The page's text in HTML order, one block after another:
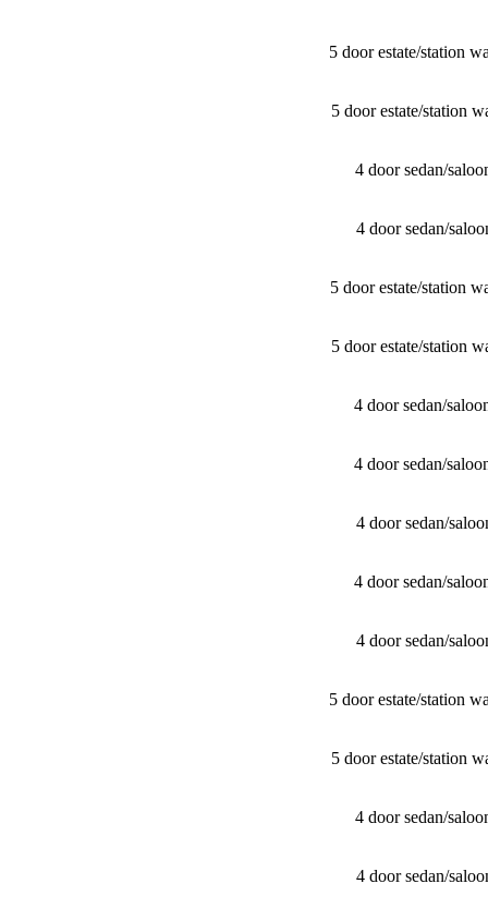
5 door estate/​station
5 door estate/​station
4 door sedan/​
4 door sedan/​
5 door estate/​station
5 door estate/​station
4 door sedan/​
4 door sedan/​
4 door sedan/​
4 door sedan/​
4 door sedan/​
5 door estate/​station
5 door estate/​station
4 door sedan/​
4 door sedan/​